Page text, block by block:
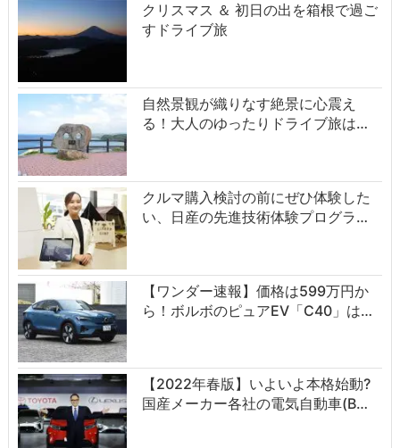
クリスマス ＆ 初日の出を箱根で過ご
すドライブ旅
自然景観が織りなす絶景に心震え
る！大人のゆったりドライブ旅は…
クルマ購入検討の前にぜひ体験した
い、日産の先進技術体験プログラ…
【ワンダー速報】価格は599万円か
ら！ボルボのピュアEV「C40」は…
【2022年春版】いよいよ本格始動?
国産メーカー各社の電気自動車(B…